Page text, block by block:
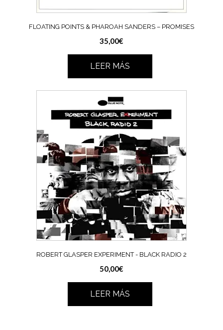
FLOATING POINTS & PHAROAH SANDERS – PROMISES
35,00€
LEER MÁS
ROBERT GLASPER EXPERIMENT ‎- BLACK RADIO 2
50,00€
LEER MÁS